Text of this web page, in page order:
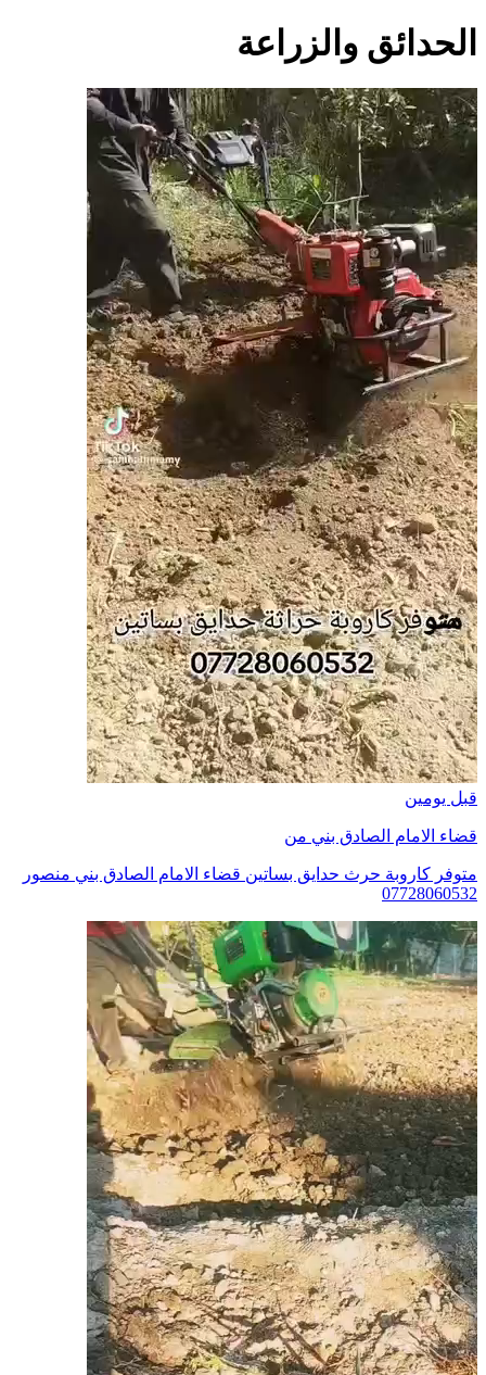
الحدائق والزراعة
قبل يومين
قضاء الامام الصادق بني من
متوفر كاروبة حرث حدايق بساتين قضاء الامام الصادق بني منصور
07728060532